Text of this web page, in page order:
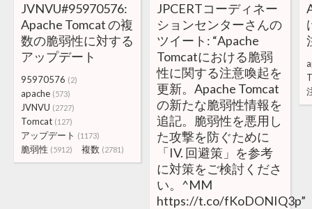
JVNVU#95970576:
Apache Tomcat の複
数の脆弱性に対する
アップデート
95970576 (2)
apache (573)
JVNVU (2727)
Tomcat (127)
アップデート (1173)
脆弱性 (5912) 複数 (2781)
JPCERTコーディネー
ションセンターさんの
ツイート: “Apache
Tomcatにおける脆弱
性に関する注意喚起を
更新。Apache Tomcat
の新たな脆弱性情報を
追記。脆弱性を悪用し
た攻撃を防ぐために
「IV. 回避策」を参考
に対策をご検討くださ
い。^MM
https://t.co/fKoDONIQ3p”